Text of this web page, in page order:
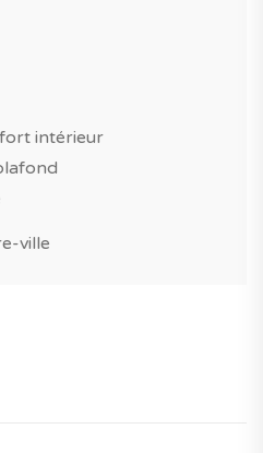
tout au long de vos
Portugal.
images du bien ont un
intérieur
ville